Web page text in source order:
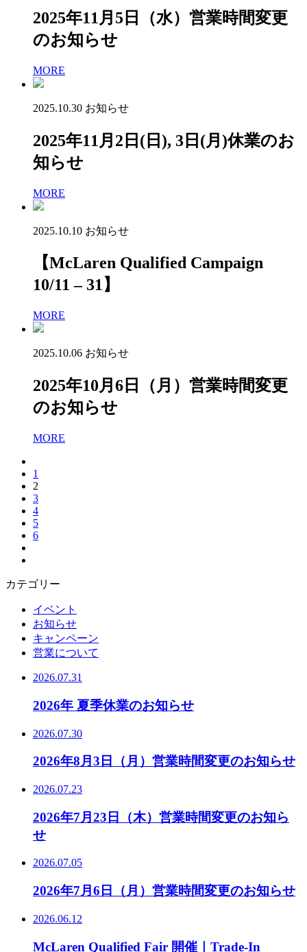
2025年11月5日（水）営業時間変更
のお知らせ
MORE
2025.10.30 お知らせ
2025年11月2日(日), 3日(月)休業のお
知らせ
MORE
2025.10.10 お知らせ
【McLaren Qualified Campaign
10/11 – 31】
MORE
2025.10.06 お知らせ
2025年10月6日（月）営業時間変更
のお知らせ
MORE
1
2
3
4
5
6
カテゴリー
イベント
お知らせ
キャンペーン
営業について
2026.07.31
2026年 夏季休業のお知らせ
2026.07.30
2026年8月3日（月）営業時間変更のお知らせ
2026.07.23
2026年7月23日（木）営業時間変更のお知ら
せ
2026.07.05
2026年7月6日（月）営業時間変更のお知らせ
2026.06.12
McLaren Qualified Fair 開催｜Trade-In